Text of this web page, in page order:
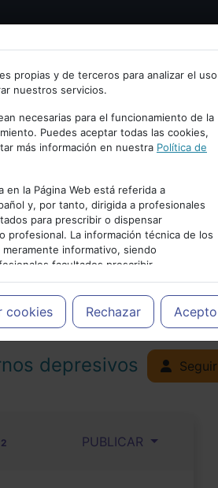
email.
Cancelar
propias y de terceros para analizar el uso
nuestros servicios.
necesarias para el funcionamiento de la
Puedes aceptar todas las cookies,
más información en nuestra Política de
en la Página Web está referida a
y, por tanto, dirigida a profesionales
para prescribir o dispensar
profesional. La información técnica de los
informativo, siendo
facultados prescribir
cada caso concreto, el tratamiento más
del paciente.
cookies Rechazar Acepto
PUBLICIDAD
depresivos Seguir
2 PUBLICAR